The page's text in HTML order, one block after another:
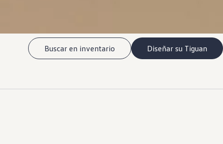
Buscar en inventario Diseñar su Tiguan